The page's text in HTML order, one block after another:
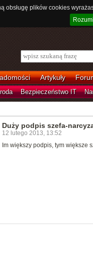
plików cookies
Artykuły
Bezpieczeństwo IT
Duży podpis szefa-
12 lutego 2013, 13:52
Im większy podpis, tym większe